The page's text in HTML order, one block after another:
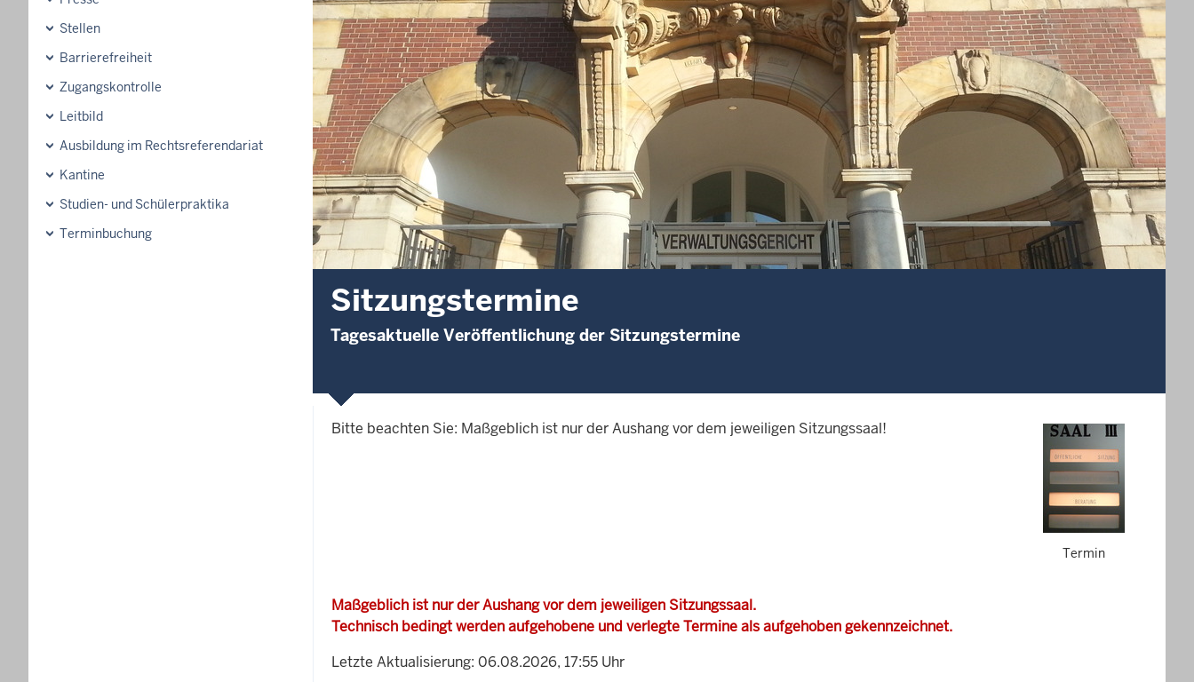
Stellen
Barrierefreiheit
Zugangskontrolle
Leitbild
Ausbildung im Rechtsreferendariat
Kantine
Studien- und Schülerpraktika
Terminbuchung
Sitzungstermine
Tagesaktuelle Veröffentlichung der Sitzungstermine
Termin
Bitte beachten Sie: Maßgeblich ist nur der Aushang vor dem jeweiligen Sitzungssaal!
Maßgeblich ist nur der Aushang vor dem jeweiligen Sitzungssaal.
Technisch bedingt werden aufgehobene und verlegte Termine als aufgehoben gekennzeichnet.
Letzte Aktualisierung: 06.08.2026, 17:55 Uhr